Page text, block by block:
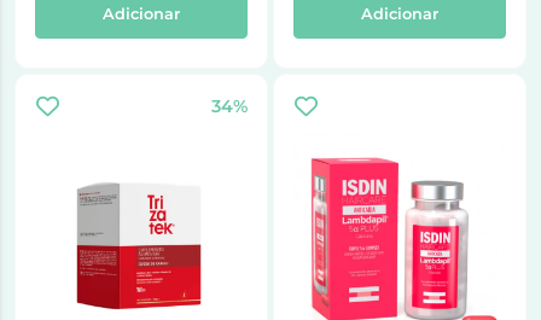
Adicionar Adicionar
34%